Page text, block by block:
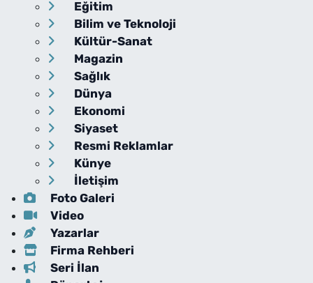
Eğitim
Bilim ve Teknoloji
Kültür-Sanat
Magazin
Sağlık
Dünya
Ekonomi
Siyaset
Resmi Reklamlar
Künye
İletişim
Foto Galeri
Video
Yazarlar
Firma Rehberi
Seri İlan